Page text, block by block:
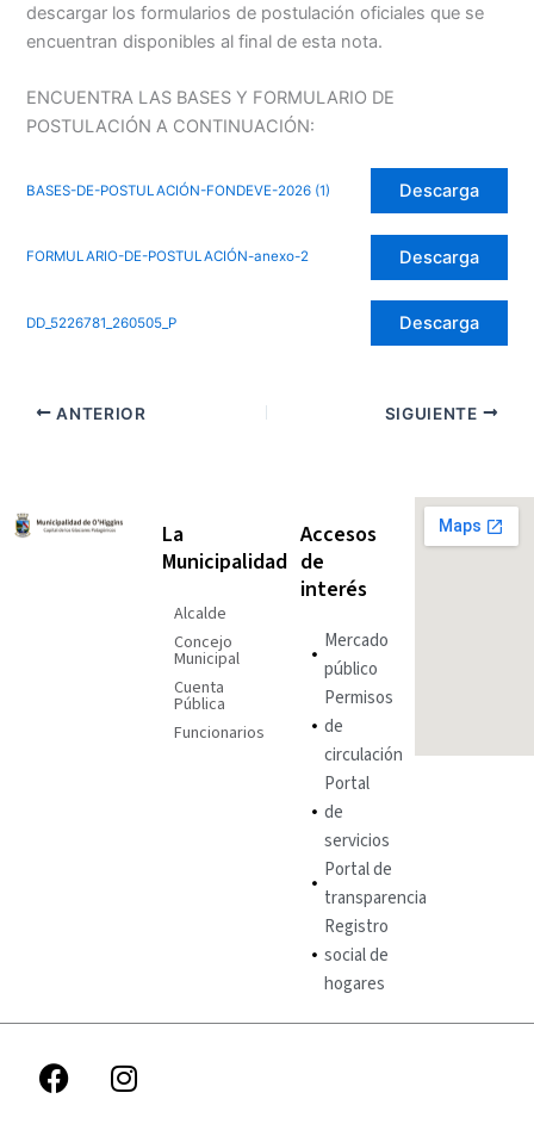
descargar los formularios de postulación oficiales que se
encuentran disponibles al final de esta nota.
ENCUENTRA LAS BASES Y FORMULARIO DE
POSTULACIÓN A CONTINUACIÓN:
BASES-DE-POSTULACIÓN-FONDEVE-2026 (1) Descarga
FORMULARIO-DE-POSTULACIÓN-anexo-2 Descarga
DD_5226781_260505_P Descarga
ANTERIOR SIGUIENTE
La
Municipalidad
Alcalde
Concejo
Municipal
Cuenta
Pública
Funcionarios
Accesos
de
interés
Mercado
público
Permisos
de
circulación
Portal
de
servicios
Portal de
transparencia
Registro
social de
hogares
F
a
I
n